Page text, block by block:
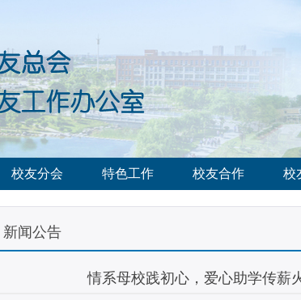
校友分会 特色工作 校友合作 校
新闻公告
情系母校践初心，爱心助学传薪